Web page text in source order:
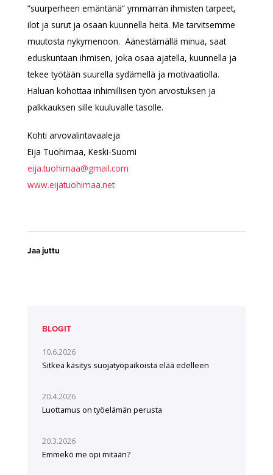
”suurperheen emäntänä” ymmärrän ihmisten tarpeet,
ilot ja surut ja osaan kuunnella heitä. Me tarvitsemme
muutosta nykymenoon. Äänestämällä minua, saat
eduskuntaan ihmisen, joka osaa ajatella, kuunnella ja
tekee työtään suurella sydämellä ja motivaatiolla.
Haluan kohottaa inhimillisen työn arvostuksen ja
palkkauksen sille kuuluvalle tasolle.
Kohti arvovalintavaaleja
Eija Tuohimaa, Keski-Suomi
eija.tuohimaa@gmail.com
www.eijatuohimaa.net
Jaa juttu
BLOGIT
10.6.2026
Sitkeä käsitys suojatyöpaikoista elää edelleen
20.4.2026
Luottamus on työelämän perusta
20.3.2026
Emmekö me opi mitään?